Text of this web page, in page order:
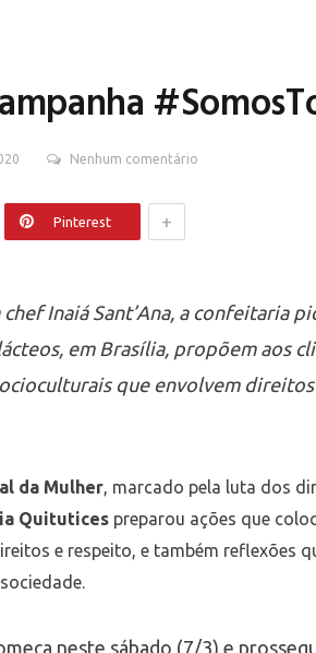
Nenhum comentário
Pinterest +
Inaiá Sant’Ana, a confeitaria
em Brasília, propõem aos
que envolvem direitos
da Mulher, marcado pela luta dos
Quitutices preparou ações que
e respeito, e também reflexões
neste sábado (7/3) e